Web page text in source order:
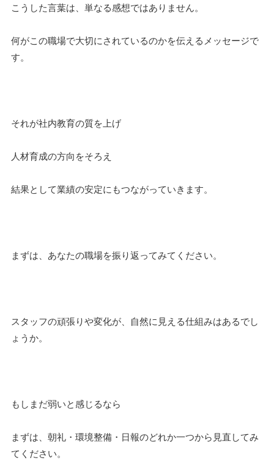
こうした言葉は、単なる感想ではありません。
何がこの職場で大切にされているのかを伝えるメッセージで
す。
それが社内教育の質を上げ
人材育成の方向をそろえ
結果として業績の安定にもつながっていきます。
まずは、あなたの職場を振り返ってみてください。
スタッフの頑張りや変化が、自然に見える仕組みはあるでし
ょうか。
もしまだ弱いと感じるなら
まずは、朝礼・環境整備・日報のどれか一つから見直してみ
てください。